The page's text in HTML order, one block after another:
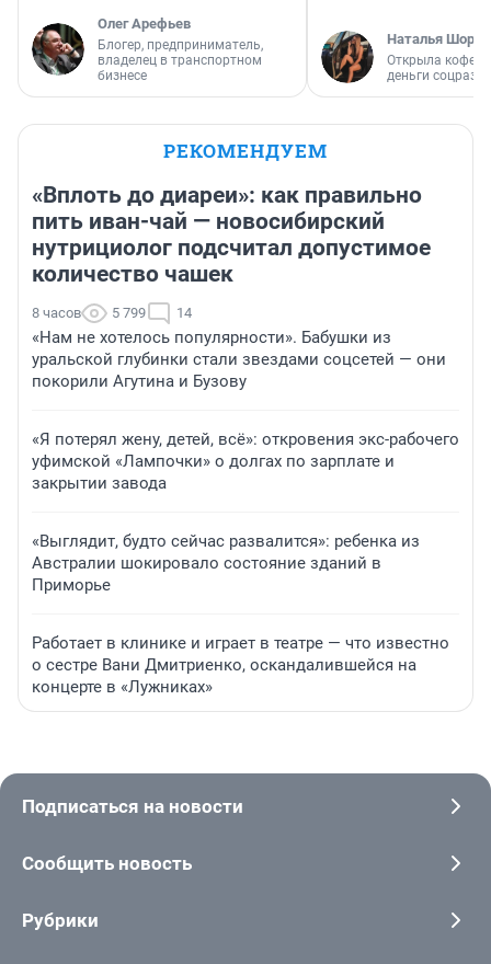
Олег Арефьев
Блогер, предприниматель,
владелец в транспортном
бизнесе
Наталья
Открыла
деньги
РЕКОМЕНДУЕМ
«Вплоть до диареи»: как правильно
пить иван-чай — новосибирский
нутрициолог подсчитал допустимое
количество чашек
8 часов 5 799 14
«Нам не хотелось популярности». Бабушки из
уральской глубинки стали звездами соцсетей — они
покорили Агутина и Бузову
«Я потерял жену, детей, всё»: откровения экс-рабочего
уфимской «Лампочки» о долгах по зарплате и
закрытии завода
«Выглядит, будто сейчас развалится»: ребенка из
Австралии шокировало состояние зданий в
Приморье
Работает в клинике и играет в театре — что известно
о сестре Вани Дмитриенко, оскандалившейся на
концерте в «Лужниках»
Подписаться на новости
Сообщить новость
Рубрики